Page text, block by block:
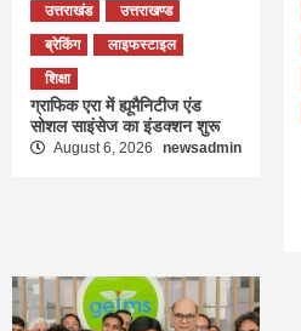
उत्तराखंड
उत्तराखण्ड
ब्रेकिंग
लाइफस्टाइल
शिक्षा
ग्राफिक एरा में ह्यूमैनिटीज एंड
सोशल साइंसेज का इंडक्शन शुरू
August 6, 2026 newsadmin